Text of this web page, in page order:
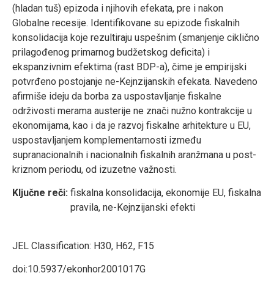
(hladan tuš) epizoda i njihovih efekata, pre i nakon
Globalne recesije. Identifikovane su epizode fiskalnih
konsolidacija koje rezultiraju uspešnim (smanjenje ciklično
prilagođenog primarnog budžetskog deficita) i
ekspanzivnim efektima (rast BDP-a), čime je empirijski
potvrđeno postojanje ne-Kejnzijanskih efekata. Navedeno
afirmiše ideju da borba za uspostavljanje fiskalne
održivosti merama austerije ne znači nužno kontrakcije u
ekonomijama, kao i da je razvoj fiskalne arhitekture u EU,
uspostavljanjem komplementarnosti između
supranacionalnih i nacionalnih fiskalnih aranžmana u post-
kriznom periodu, od izuzetne važnosti.
Ključne reči: fiskalna konsolidacija, ekonomije EU, fiskalna
pravila, ne-Kejnzijanski efekti
JEL Classification: H30, H62, F15
doi:10.5937/ekonhor2001017G